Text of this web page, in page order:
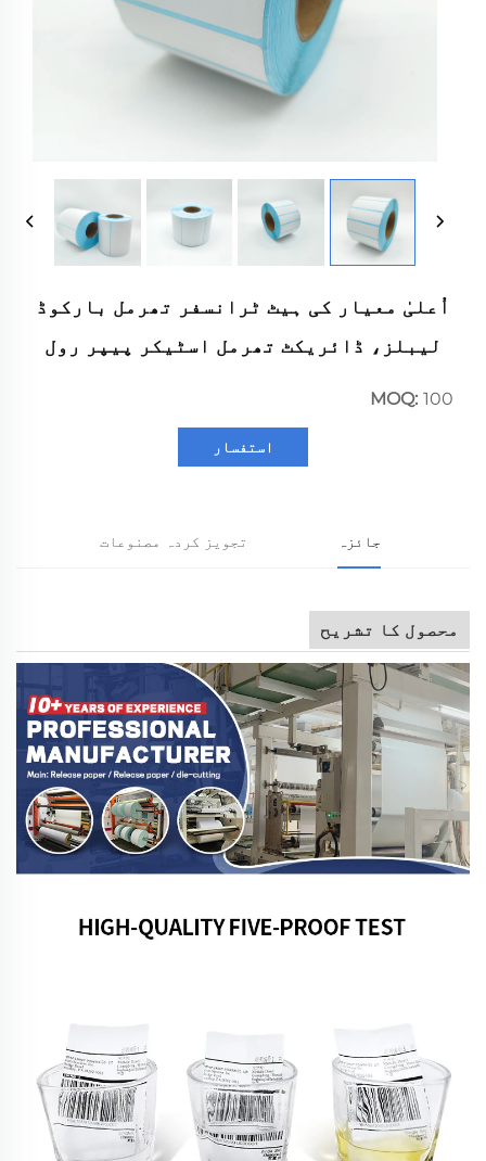
اُعلیٰ معیار کی ہیٹ ٹرانسفر تھرمل بارکوڈ
لیبلز، ڈائریکٹ تھرمل اسٹیکر پیپر رول
MOQ: 100
استفسار
جائزہ تجویز کردہ مصنوعات
محصول کا تشریح